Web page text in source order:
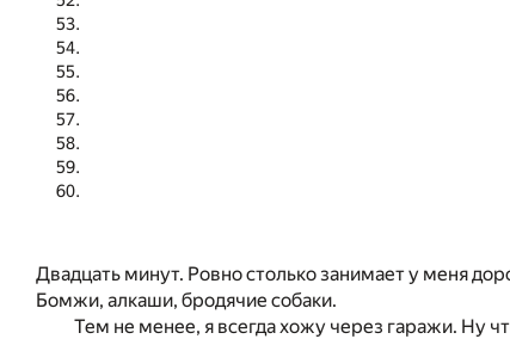
Двадцать минут. Ровно столько занимает у меня
Бомжи, алкаши, бродячие собаки.
Тем не менее, я всегда хожу через гаражи. Ну